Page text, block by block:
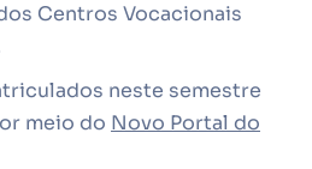
Centros Vocacionais
neste semestre
meio do Novo Portal do